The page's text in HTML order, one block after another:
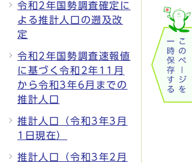
令和2年国勢調査確定に
よる推計人口の遡及改
定
令和2年国勢調査速報値
に基づく令和2年11月
から令和3年6月までの
推計人口
推計人口（令和3年3月
1日現在）
推計人口（令和3年2月